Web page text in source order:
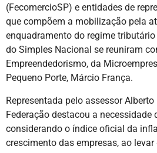
(FecomercioSP) e entidades de
que compõem a mobilização pela
enquadramento do regime
do Simples Nacional se reuniram
Empreendedorismo, da
Pequeno Porte, Márcio França.
Representada pelo assessor
Federação destacou a necessidade
considerando o índice oficial da
crescimento das empresas, ao